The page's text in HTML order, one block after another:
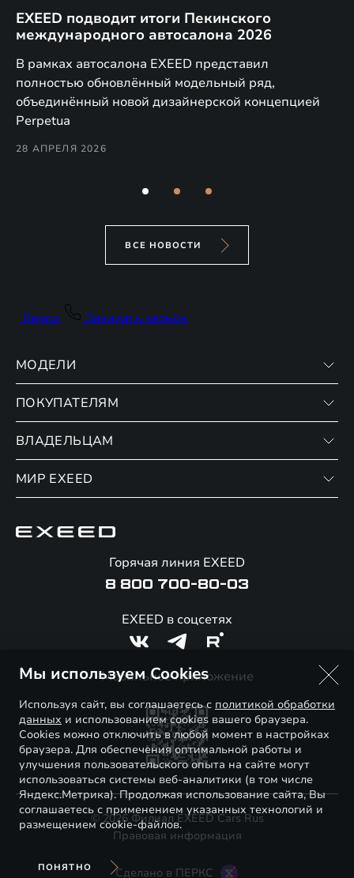
EXEED подводит итоги Пекинского
международного автосалона 2026
В рамках автосалона EXEED представил
полностью обновлённый модельный ряд,
объединённый новой дизайнерской концепцией
Perpetua
28 АПРЕЛЯ 2026
ВСЕ НОВОСТИ
Вверх Заказать звонок
МОДЕЛИ
VX
RX
ПОКУПАТЕЛЯМ
Записаться на тест-драйв
Финансовые программы
Страхование
Калькулятор обмена / Trade-in
Специальные предложения
Корпоративным клиентам
Официальные дилеры
ВЛАДЕЛЬЦАМ
Записаться на сервис
Гарантия EXEED
Помощь на дорогах
МИР EXEED
Стать дилером
Знаковые клиенты EXEED
Контакты
Горячая линия EXEED
8 800 700-80-03
EXEED в соцсетях
Мобильное приложение
© 2026 Филиал EXEED Cars Rus
Правовая информация
Сделано в ПЕРКС
Мы используем Cookies
Используя сайт, вы соглашаетесь с политикой обработки
данных и использованием cookies вашего браузера.
Cookies можно отключить в любой момент в настройках
браузера. Для обеспечения оптимальной работы и
улучшения пользовательского опыта на сайте могут
использоваться системы веб-аналитики (в том числе
Яндекс.Метрика). Продолжая использование сайта, Вы
соглашаетесь с применением указанных технологий и
размещением cookie-файлов.
ПОНЯТНО